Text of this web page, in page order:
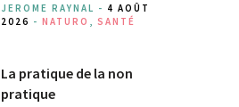
JEROME RAYNAL - 4 AOÛT
2026 - NATURO , SANTÉ
La pratique de la non
pratique